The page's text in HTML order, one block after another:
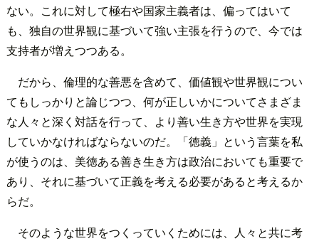
ない。これに対して極右や国家主義者は、偏ってはいて
も、独自の世界観に基づいて強い主張を行うので、今では
支持者が増えつつある。
だから、倫理的な善悪を含めて、価値観や世界観につい
てもしっかりと論じつつ、何が正しいかについてさまざま
な人々と深く対話を行って、より善い生き方や世界を実現
していかなければならないのだ。「徳義」という言葉を私
が使うのは、美徳ある善き生き方は政治においても重要で
あり、それに基づいて正義を考える必要があると考えるか
らだ。
そのような世界をつくっていくためには、人々と共に考